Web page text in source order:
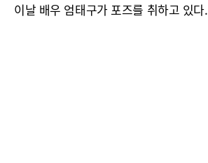
이날 배우 엄태구가 포즈를 취하고 있다.